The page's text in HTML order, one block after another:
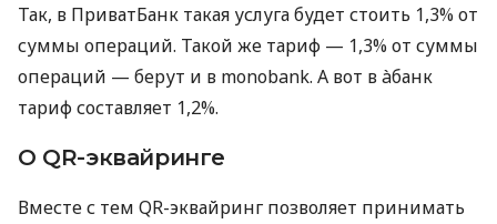
Так, в ПриватБанк такая услуга будет стоить 1,3% от
суммы операций. Такой же тариф — 1,3% от суммы
операций — берут и в monobank. А вот в àбанк
тариф составляет 1,2%.
О QR-эквайринге
Вместе с тем QR-эквайринг позволяет принимать